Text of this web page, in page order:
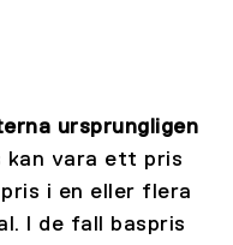
ursprungligen
kan vara ett pris
i en eller flera
I de fall baspris